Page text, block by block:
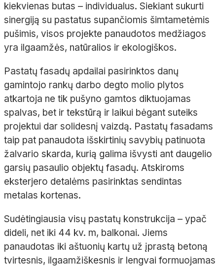
kiekvienas butas – individualus. Siekiant sukurti
sinergiją su pastatus supančiomis šimtametėmis
pušimis, visos projekte panaudotos medžiagos
yra ilgaamžės, natūralios ir ekologiškos.
Pastatų fasadų apdailai pasirinktos danų
gamintojo rankų darbo degto molio plytos
atkartoja ne tik pušyno gamtos diktuojamas
spalvas, bet ir tekstūrą ir laikui bėgant suteiks
projektui dar solidesnį vaizdą. Pastatų fasadams
taip pat panaudota išskirtinių savybių patinuota
žalvario skarda, kurią galima išvysti ant daugelio
garsių pasaulio objektų fasadų. Atskiroms
eksterjero detalėms pasirinktas sendintas
metalas kortenas.
Sudėtingiausia visų pastatų konstrukcija – ypač
dideli, net iki 44 kv. m, balkonai. Jiems
panaudotas iki aštuonių kartų už įprastą betoną
tvirtesnis, ilgaamžiškesnis ir lengvai formuojamas